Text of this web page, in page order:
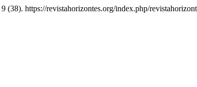
9 (38). https://revistahorizontes.org/index.php/